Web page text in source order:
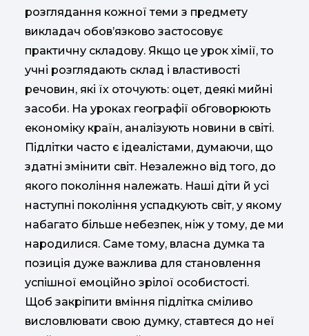
розглядання кожної теми з предмету
викладач обов’язково застосовує
практичну складову. Якщо це урок хімії, то
учні розглядають склад і властивості
речовин, які їх оточують: оцет, деякі мийні
засоби. На уроках географії обговорюють
економіку країн, аналізують новини в світі.
Підлітки часто є ідеалістами, думаючи, що
здатні змінити світ. Незалежно від того, до
якого покоління належать. Наші діти й усі
наступні покоління успадкують світ, у якому
набагато більше небезпек, ніж у тому, де ми
народилися. Саме тому, власна думка та
позиція дуже важлива для становлення
успішної емоційно зрілої особистості.
Щоб закріпити вміння підлітка сміливо
висловлювати свою думку, ставтеся до неї